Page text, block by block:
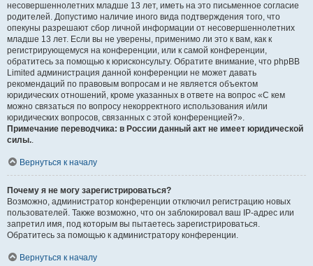
несовершеннолетних младше 13 лет, иметь на это письменное согласие
родителей. Допустимо наличие иного вида подтверждения того, что
опекуны разрешают сбор личной информации от несовершеннолетних
младше 13 лет. Если вы не уверены, применимо ли это к вам, как к
регистрирующемуся на конференции, или к самой конференции,
обратитесь за помощью к юрисконсульту. Обратите внимание, что phpBB
Limited администрация данной конференции не может давать
рекомендаций по правовым вопросам и не является объектом
юридических отношений, кроме указанных в ответе на вопрос «С кем
можно связаться по вопросу некорректного использования и/или
юридических вопросов, связанных с этой конференцией?».
Примечание переводчика: в России данный акт не имеет юридической
силы..
Вернуться к началу
Почему я не могу зарегистрироваться?
Возможно, администратор конференции отключил регистрацию новых
пользователей. Также возможно, что он заблокировал ваш IP-адрес или
запретил имя, под которым вы пытаетесь зарегистрироваться.
Обратитесь за помощью к администратору конференции.
Вернуться к началу